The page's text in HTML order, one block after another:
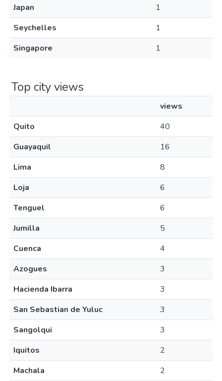
Japan
1
Seychelles
1
Singapore
1
Top city views
views
Quito
40
Guayaquil
16
Lima
8
Loja
6
Tenguel
6
Jumilla
5
Cuenca
4
Azogues
3
Hacienda Ibarra
3
San Sebastian de Yuluc
3
Sangolqui
3
Iquitos
2
Machala
2